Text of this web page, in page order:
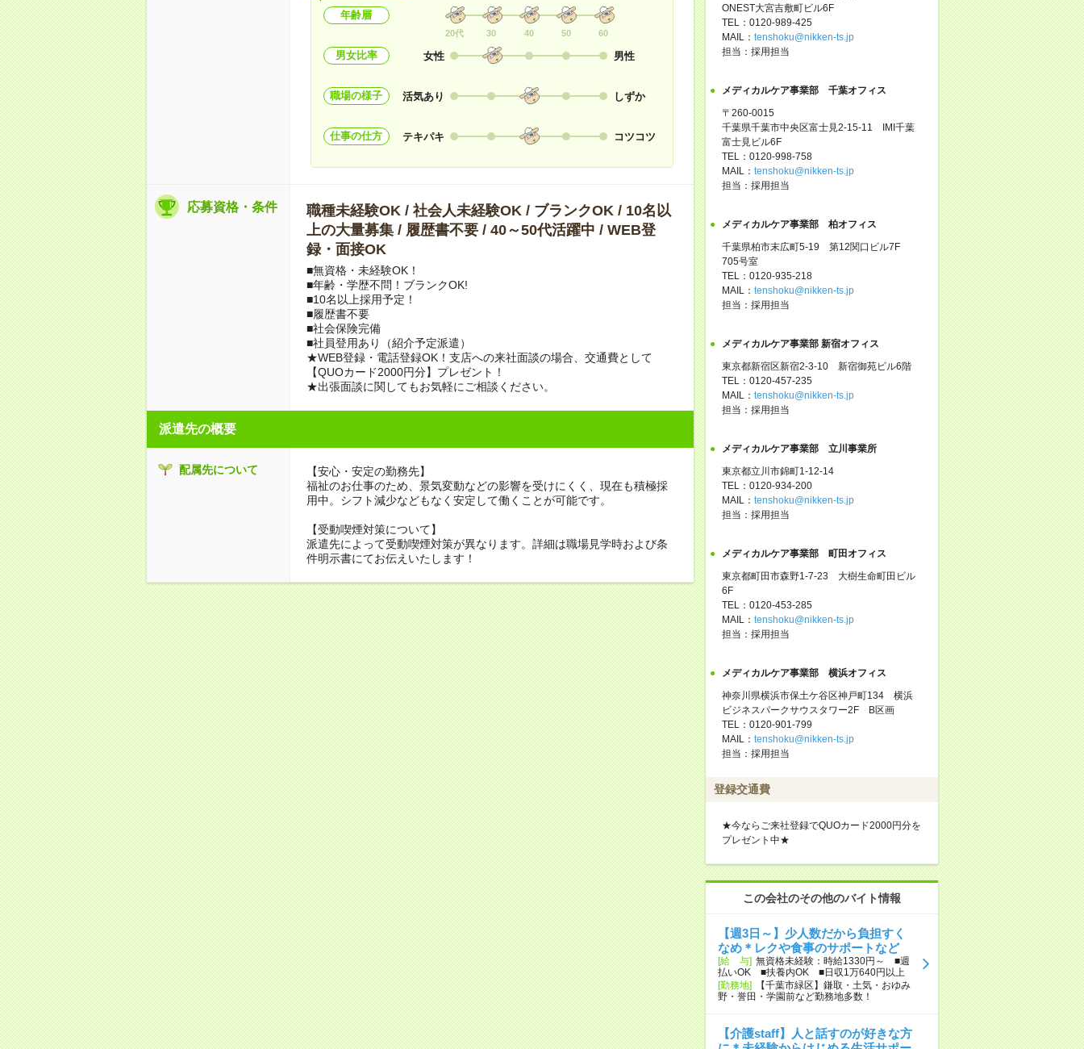
年齢層
20代 30 40 50 60
男女比率 女性 男性
職場の様子 活気あり しずか
仕事の仕方 テキパキ コツコツ
応募資格・条件
職種未経験OK / 社会人未経験OK / ブランクOK / 10名以
上の大量募集 / 履歴書不要 / 40～50代活躍中 / WEB登
録・面接OK
■無資格・未経験OK！
■年齢・学歴不問！ブランクOK!
■10名以上採用予定！
■履歴書不要
■社会保険完備
■社員登用あり（紹介予定派遣）
★WEB登録・電話登録OK！支店への来社面談の場合、交通費として
【QUOカード2000円分】プレゼント！
★出張面談に関してもお気軽にご相談ください。
派遣先の概要
配属先について
【安心・安定の勤務先】
福祉のお仕事のため、景気変動などの影響を受けにくく、現在も積極採
用中。シフト減少などもなく安定して働くことが可能です。
【受動喫煙対策について】
派遣先によって受動喫煙対策が異なります。詳細は職場見学時および条
件明示書にてお伝えいたします！
ONEST大宮吉敷町ビル6F
TEL：0120-989-425
MAIL： tenshoku@nikken-ts.jp
担当：採用担当
メディカルケア事業部 千葉オフィス
〒260-0015
千葉県千葉市中央区富士見2-15-11 IMI千葉
富士見ビル6F
TEL：0120-998-758
MAIL： tenshoku@nikken-ts.jp
担当：採用担当
メディカルケア事業部 柏オフィス
千葉県柏市末広町5-19 第12関口ビル7F
705号室
TEL：0120-935-218
MAIL： tenshoku@nikken-ts.jp
担当：採用担当
メディカルケア事業部 新宿オフィス
東京都新宿区新宿2-3-10 新宿御苑ビル6階
TEL：0120-457-235
MAIL： tenshoku@nikken-ts.jp
担当：採用担当
メディカルケア事業部 立川事業所
東京都立川市錦町1-12-14
TEL：0120-934-200
MAIL： tenshoku@nikken-ts.jp
担当：採用担当
メディカルケア事業部 町田オフィス
東京都町田市森野1-7-23 大樹生命町田ビル
6F
TEL：0120-453-285
MAIL： tenshoku@nikken-ts.jp
担当：採用担当
メディカルケア事業部 横浜オフィス
神奈川県横浜市保土ケ谷区神戸町134 横浜
ビジネスパークサウスタワー2F B区画
TEL：0120-901-799
MAIL： tenshoku@nikken-ts.jp
担当：採用担当
登録交通費
★今ならご来社登録でQUOカード2000円分を
プレゼント中★
この会社のその他のバイト情報
【週3日～】少人数だから負担すく
なめ＊レクや食事のサポートなど
[給 与] 無資格未経験：時給1330円～ ■週
払いOK ■扶養内OK ■日収1万640円以上
[勤務地]
【千葉市緑区】鎌取・土気・おゆみ
野・誉田・学園前など勤務地多数！
【介護staff】人と話すのが好きな方